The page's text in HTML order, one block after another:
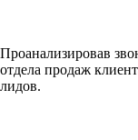
Проанализировав
отдела продаж
лидов.